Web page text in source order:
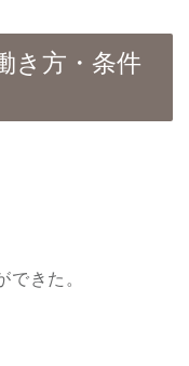
き方・条件
できた。